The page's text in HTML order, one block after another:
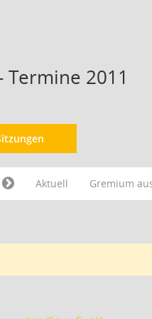
2011
Aktuell Gremium